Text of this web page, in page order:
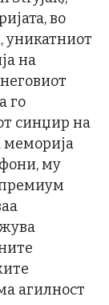
во
, уникатниот
на
го
синџир на
меморија
му
агилност